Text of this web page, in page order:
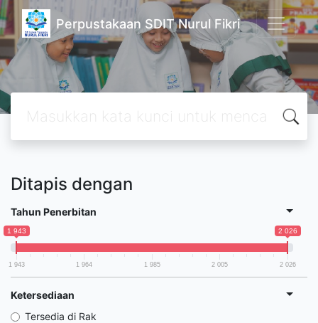
Perpustakaan SDIT Nurul Fikri
Ditapis dengan
Tahun Penerbitan
1 943 2 026
1 943 1 964 1 985 2 005 2 026
Ketersediaan
Tersedia di Rak